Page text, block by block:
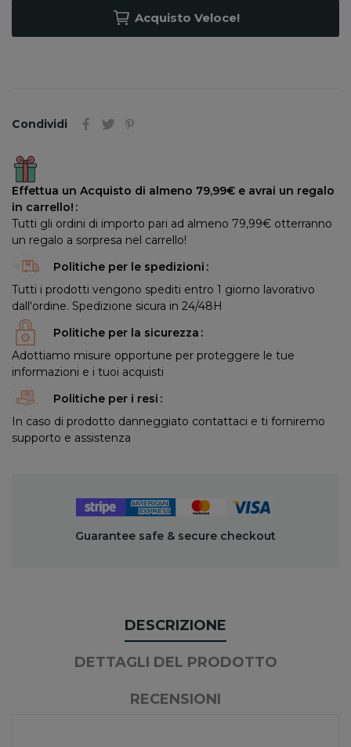
Acquisto Veloce!
Condividi
Effettua un Acquisto di almeno 79,99€ e avrai un regalo
in carrello!
Tutti gli ordini di importo pari ad almeno 79,99€ otterranno
un regalo a sorpresa nel carrello!
Politiche per le spedizioni
Tutti i prodotti vengono spediti entro 1 giorno lavorativo
dall'ordine. Spedizione sicura in 24/48H
Politiche per la sicurezza
Adottiamo misure opportune per proteggere le tue
informazioni e i tuoi acquisti
Politiche per i resi
In caso di prodotto danneggiato contattaci e ti forniremo
supporto e assistenza
Guarantee safe & secure checkout
DESCRIZIONE
DETTAGLI DEL PRODOTTO
RECENSIONI